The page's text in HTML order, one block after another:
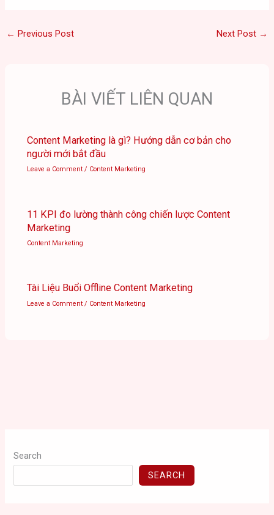
← Previous Post Next Post →
BÀI VIẾT LIÊN QUAN
Content Marketing là gì? Hướng dẫn cơ bản cho
người mới bắt đầu
Leave a Comment / Content Marketing
11 KPI đo lường thành công chiến lược Content
Marketing
Content Marketing
Tài Liệu Buổi Offline Content Marketing
Leave a Comment / Content Marketing
Search
SEARCH